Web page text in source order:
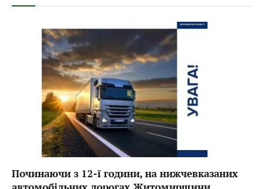
Починаючи з 12-ї години, на нижчевказаних